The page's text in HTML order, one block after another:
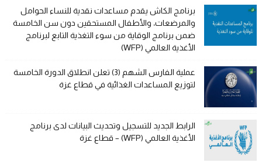
برنامج الكاش يقدم مساعدات نقدية للنساء الحوامل
والمرضعات، والأطفال المستحقين دون سن الخامسة
ضمن برنامج الوقاية من سوء التغذية التابع لبرنامج
الأغذية العالمي (WFP)
عملية الفارس الشهم (3) تعلن انطلاق الدورة الخامسة
لتوزيع المساعدات الغذائية في قطاع غزة
الرابط الجديد للتسجيل وتحديث البيانات لدى برنامج
الأغذية العالمي (WFP) – قطاع غزة